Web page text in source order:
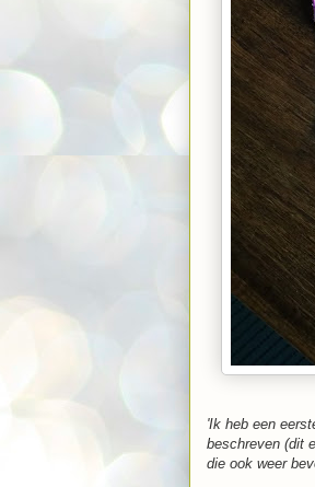
'Ik heb een
beschreven (dit
die ook weer